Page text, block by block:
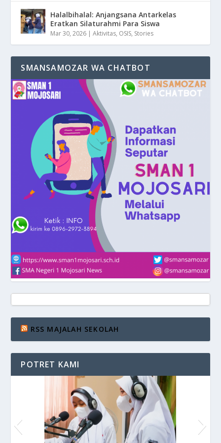
Halalbihalal: Anjangsana Antarkelas
Eratkan Silaturahmi Para Siswa
Mar 30, 2026 |Aktivitas, OSIS, Stories
SMANSAMOZAR WA CHATBOT
RSS MAJALAH SEKOLAH
POTRET KAMI